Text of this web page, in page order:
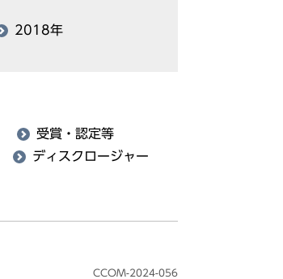
2018年
受賞・認定等
ディスクロージャー
CCOM-2024-056